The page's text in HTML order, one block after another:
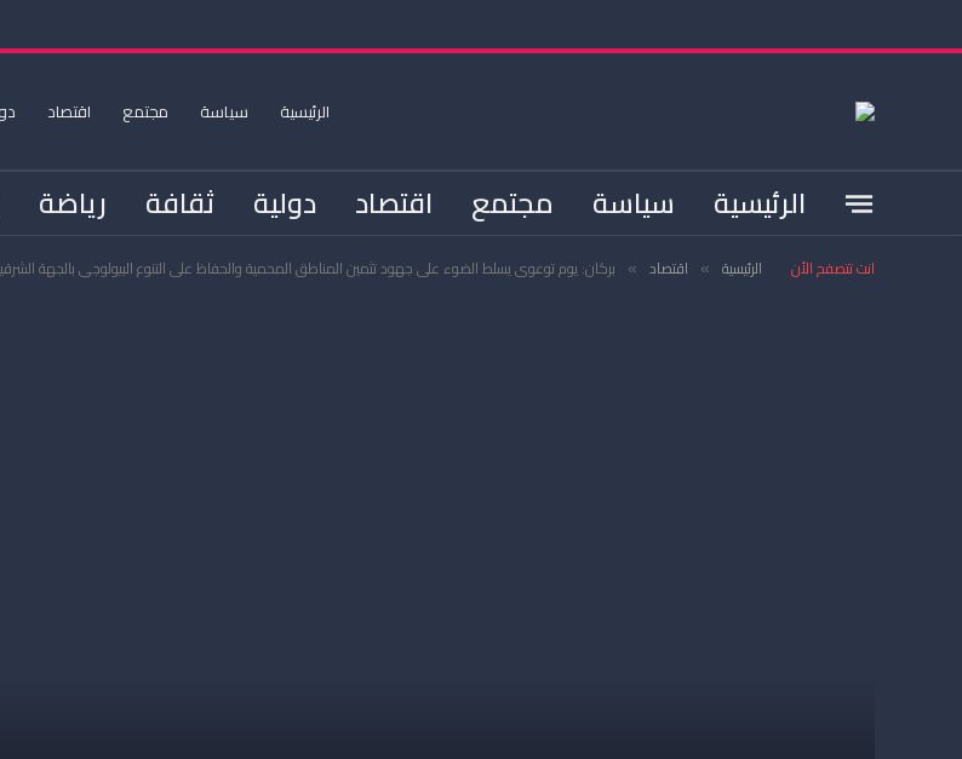
الرئيسية سياسة مجتمع اقتصاد
الرئيسية سياسة مجتمع اقتصاد دولية ثقافة رياضة
انت تتصفح الأن الرئيسية » اقتصاد » بركان: يوم توعوي يسلط الضوء على جهود تثمين المناطق المحمية والحفاظ على التنوع البيولوجي بالجهة